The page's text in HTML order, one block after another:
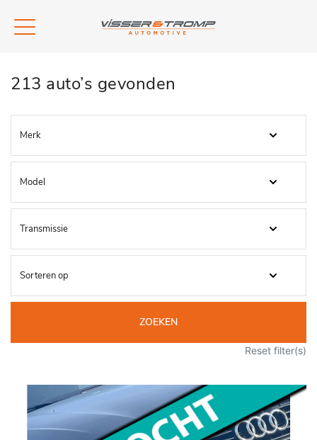
213 auto’s gevonden
ZOEKEN
Reset filter(s)